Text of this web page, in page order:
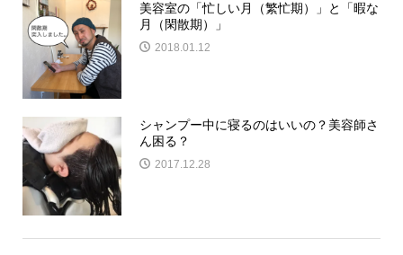
美容室の「忙しい月（繁忙期）」と「暇な
月（閑散期）」
2018.01.12
シャンプー中に寝るのはいいの？美容師さ
ん困る？
2017.12.28